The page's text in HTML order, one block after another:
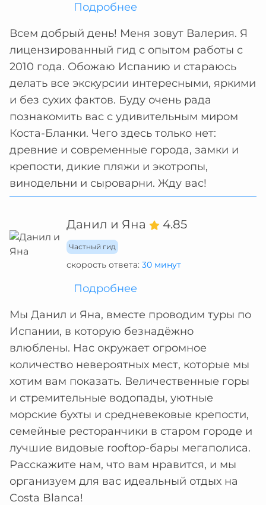
Подробнее
Всем добрый день! Меня зовут Валерия. Я
лицензированный гид с опытом работы с
2010 года. Обожаю Испанию и стараюсь
делать все экскурсии интересными, яркими
и без сухих фактов. Буду очень рада
познакомить вас с удивительным миром
Коста-Бланки. Чего здесь только нет:
древние и современные города, замки и
крепости, дикие пляжи и экотропы,
винодельни и сыроварни. Жду вас!
Данил и Яна 4.85
Частный гид
скорость ответа: 30 минут
Подробнее
Мы Данил и Яна, вместе проводим туры по
Испании, в которую безнадёжно
влюблены. Нас окружает огромное
количество невероятных мест, которые мы
хотим вам показать. Величественные горы
и стремительные водопады, уютные
морские бухты и средневековые крепости,
семейные ресторанчики в старом городе и
лучшие видовые rooftop-бары мегаполиса.
Расскажите нам, что вам нравится, и мы
организуем для вас идеальный отдых на
Costa Blanca!